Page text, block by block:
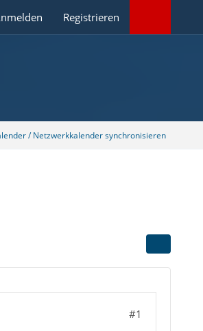
Registrieren
/ Netzwerkkalender synchronisieren
#1